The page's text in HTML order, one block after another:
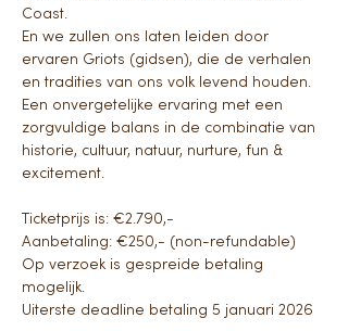
Coast.
En we zullen ons laten leiden door
ervaren Griots (gidsen), die de verhalen
en tradities van ons volk levend houden.
Een onvergetelijke ervaring met een
zorgvuldige balans in de combinatie van
historie, cultuur, natuur, nurture, fun &
excitement.
Ticketprijs is: €2.790,-
Aanbetaling: €250,- (non-refundable)
Op verzoek is gespreide betaling
mogelijk.
Uiterste deadline betaling 5 januari 2026